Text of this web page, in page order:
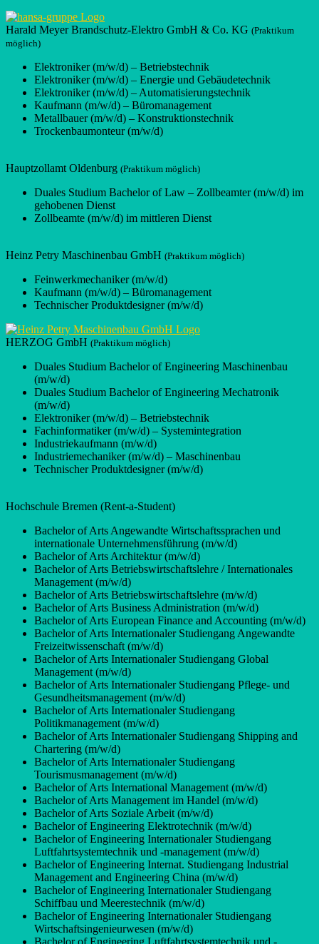
Harald Meyer Brandschutz-Elektro GmbH & Co. KG (Praktikum
möglich)
Elektroniker (m/w/d) – Betriebstechnik
Elektroniker (m/w/d) – Energie und Gebäudetechnik
Elektroniker (m/w/d) – Automatisierungstechnik
Kaufmann (m/w/d) – Büromanagement
Metallbauer (m/w/d) – Konstruktionstechnik
Trockenbaumonteur (m/w/d)
Hauptzollamt Oldenburg (Praktikum möglich)
Duales Studium Bachelor of Law – Zollbeamter (m/w/d) im
gehobenen Dienst
Zollbeamte (m/w/d) im mittleren Dienst
Heinz Petry Maschinenbau GmbH (Praktikum möglich)
Feinwerkmechaniker (m/w/d)
Kaufmann (m/w/d) – Büromanagement
Technischer Produktdesigner (m/w/d)
HERZOG GmbH (Praktikum möglich)
Duales Studium Bachelor of Engineering Maschinenbau
(m/w/d)
Duales Studium Bachelor of Engineering Mechatronik
(m/w/d)
Elektroniker (m/w/d) – Betriebstechnik
Fachinformatiker (m/w/d) – Systemintegration
Industriekaufmann (m/w/d)
Industriemechaniker (m/w/d) – Maschinenbau
Technischer Produktdesigner (m/w/d)
Hochschule Bremen (Rent-a-Student)
Bachelor of Arts Angewandte Wirtschaftssprachen und
internationale Unternehmensführung (m/w/d)
Bachelor of Arts Architektur (m/w/d)
Bachelor of Arts Betriebswirtschaftslehre / Internationales
Management (m/w/d)
Bachelor of Arts Betriebswirtschaftslehre (m/w/d)
Bachelor of Arts Business Administration (m/w/d)
Bachelor of Arts European Finance and Accounting (m/w/d)
Bachelor of Arts Internationaler Studiengang Angewandte
Freizeitwissenschaft (m/w/d)
Bachelor of Arts Internationaler Studiengang Global
Management (m/w/d)
Bachelor of Arts Internationaler Studiengang Pflege- und
Gesundheitsmanagement (m/w/d)
Bachelor of Arts Internationaler Studiengang
Politikmanagement (m/w/d)
Bachelor of Arts Internationaler Studiengang Shipping and
Chartering (m/w/d)
Bachelor of Arts Internationaler Studiengang
Tourismusmanagement (m/w/d)
Bachelor of Arts International Management (m/w/d)
Bachelor of Arts Management im Handel (m/w/d)
Bachelor of Arts Soziale Arbeit (m/w/d)
Bachelor of Engineering Elektrotechnik (m/w/d)
Bachelor of Engineering Internationaler Studiengang
Luftfahrtsystemtechnik und -management (m/w/d)
Bachelor of Engineering Internat. Studiengang Industrial
Management and Engineering China (m/w/d)
Bachelor of Engineering Internationaler Studiengang
Schiffbau und Meerestechnik (m/w/d)
Bachelor of Engineering Internationaler Studiengang
Wirtschaftsingenieurwesen (m/w/d)